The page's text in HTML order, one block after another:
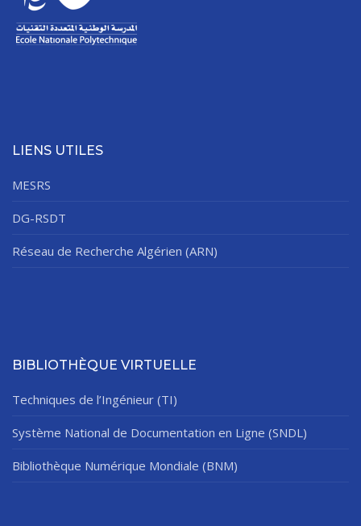
LIENS UTILES
MESRS
DG-RSDT
Réseau de Recherche Algérien (ARN)
BIBLIOTHÈQUE VIRTUELLE
Techniques de l’Ingénieur (TI)
Système National de Documentation en Ligne (SNDL)
Bibliothèque Numérique Mondiale (BNM)